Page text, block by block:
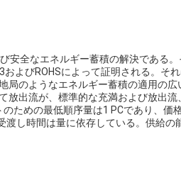
安全なエネルギー蓄積の解決である
よびROHSによって証明される。そ
局のようなエネルギー蓄積の適用の広
放出流が、標準的な充満および放出流
ための最低順序量は1 PCであり、価
し時間は量に依存している。供給